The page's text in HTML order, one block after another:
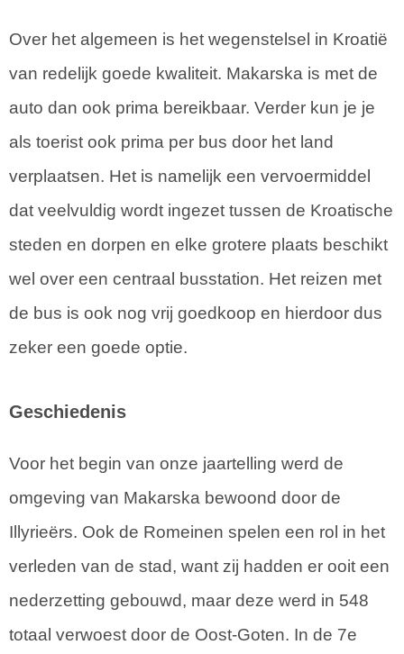
Over het algemeen is het wegenstelsel in Kroatië
van redelijk goede kwaliteit. Makarska is met de
auto dan ook prima bereikbaar. Verder kun je je
als toerist ook prima per bus door het land
verplaatsen. Het is namelijk een vervoermiddel
dat veelvuldig wordt ingezet tussen de Kroatische
steden en dorpen en elke grotere plaats beschikt
wel over een centraal busstation. Het reizen met
de bus is ook nog vrij goedkoop en hierdoor dus
zeker een goede optie.
Geschiedenis
Voor het begin van onze jaartelling werd de
omgeving van Makarska bewoond door de
Illyrieërs. Ook de Romeinen spelen een rol in het
verleden van de stad, want zij hadden er ooit een
nederzetting gebouwd, maar deze werd in 548
totaal verwoest door de Oost-Goten. In de 7e